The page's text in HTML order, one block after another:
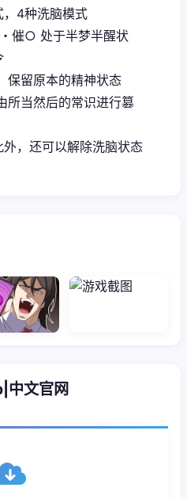
，4种洗脑模式
催○ 处于半梦半醒状
保留原本的精神状态
所当然后的常识进行篡
，还可以解除洗脑状态
中文官网